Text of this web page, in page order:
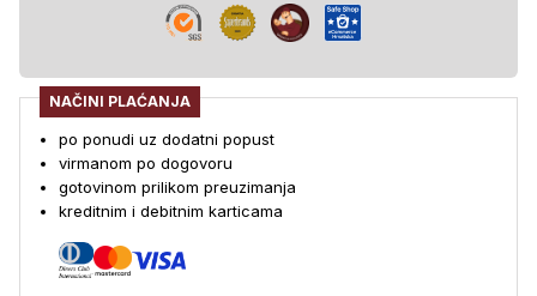
NAČINI PLAĆANJA
po ponudi uz dodatni popust
virmanom po dogovoru
gotovinom prilikom preuzimanja
kreditnim i debitnim karticama